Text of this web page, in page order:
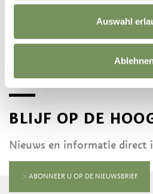
Auswahl
BLIJF OP DE
Nieuws en informatie direct
ABONNEER U OP DE NIEUWSBRIEF